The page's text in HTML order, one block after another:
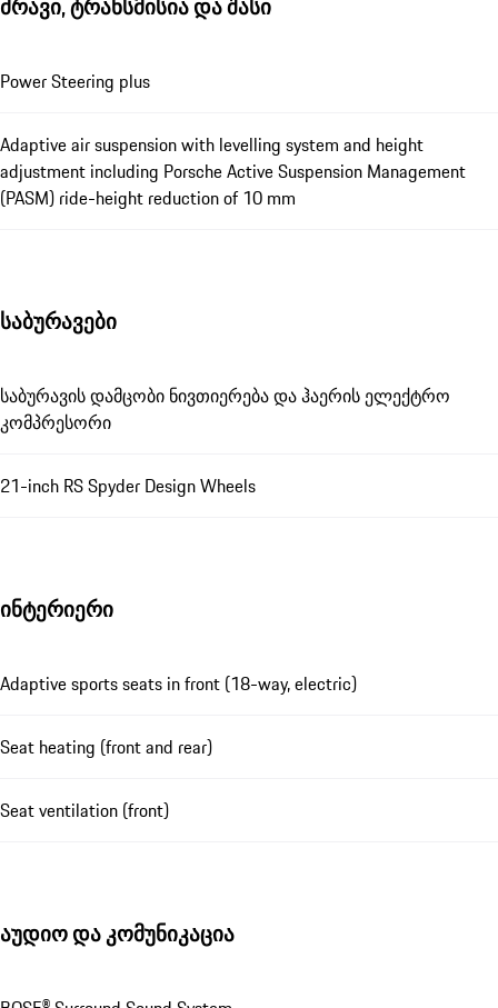
Power Steering plus
Adaptive air suspension with levelling system and height
adjustment including Porsche Active Suspension Management
(PASM) ride-height reduction of 10 mm
საბურავები
საბურავის დამცობი ნივთიერება და ჰაერის ელექტრო
კომპრესორი
21-inch RS Spyder Design Wheels
ინტერიერი
Adaptive sports seats in front (18-way, electric)
Seat heating (front and rear)
Seat ventilation (front)
აუდიო და კომუნიკაცია